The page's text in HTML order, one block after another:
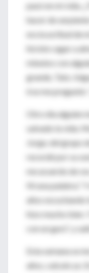
pasó en mi vida.
hacer de
era la actitud de
hiciste cagar a
minutos con
grande, Tato.
irse me preguntó:
Otro día alguien
salvado la vida.
Jorge, del grupo
recordé por su
me acuerdo de
Ni una palabra.”
años
hizo mucho bien.
con un gurú”, y
Esta semana se
años, calculo yo.